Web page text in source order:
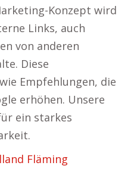
Konzept wird
Links, auch
von anderen
Diese
Empfehlungen, die
erhöhen. Unsere
ein starkes
Fläming